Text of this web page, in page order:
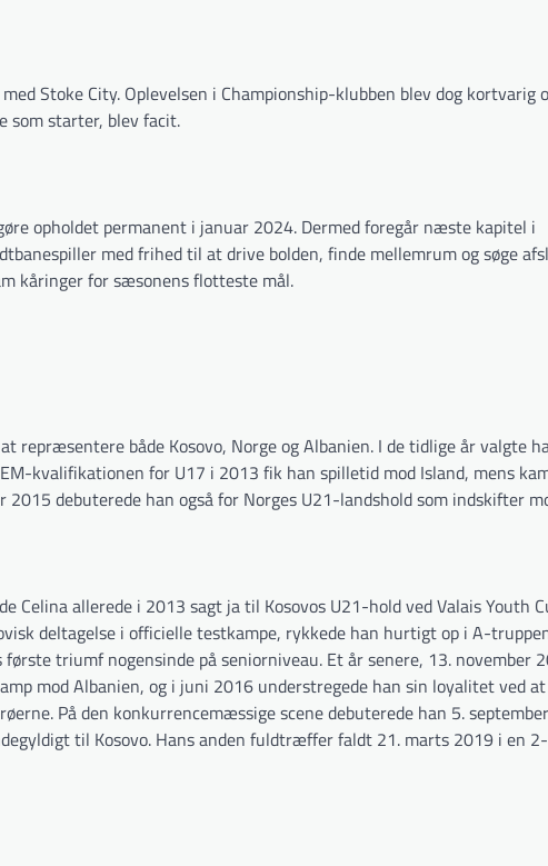
Stoke City. Oplevelsen i Championship-klubben blev dog kortvarig
starter, blev facit.
opholdet permanent i januar 2024. Dermed foregår næste kapitel i
med frihed til at drive bolden, finde mellemrum og søge
kåringer for sæsonens flotteste mål.
repræsentere både Kosovo, Norge og Albanien. I de tidlige år valgte
kvalifikationen for U17 i 2013 fik han spilletid mod Island, mens
debuterede han også for Norges U21-landshold som indskifter
Celina allerede i 2013 sagt ja til Kosovos U21-hold ved Valais Youth
deltagelse i officielle testkampe, rykkede han hurtigt op i A-
triumf nogensinde på seniorniveau. Et år senere, 13. november
mod Albanien, og i juni 2016 understregede han sin loyalitet ved
På den konkurrencemæssige scene debuterede han 5.
til Kosovo. Hans anden fuldtræffer faldt 21. marts 2019 i en